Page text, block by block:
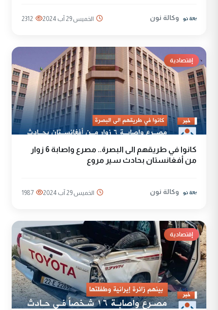
وكالة نون الخميس 29 آب 2024 2312
إقتصادية
كانوا في طريقهم الى البصرة.. مصرع واصابة 6 زوار
من أفغانستان بحادث سير مروع
وكالة نون الخميس 29 آب 2024 1987
إقتصادية